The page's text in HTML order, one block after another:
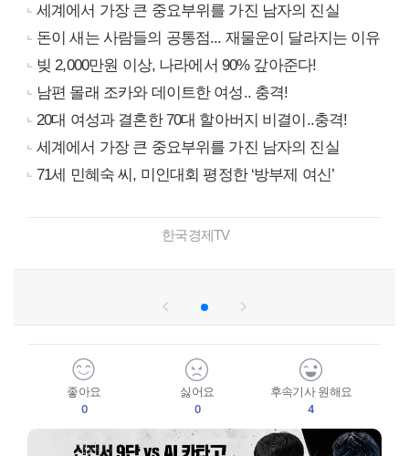
세계에서 가장 큰 중요부위를 가진 남자의 진실
돈이 새는 사람들의 공통점... 재물운이 달라지는 이유
빚 2,000만원 이상, 나라에서 90% 갚아준다!
남편 몰래 조카와 데이트한 여성.. 충격!
20대 여성과 결혼한 70대 할아버지 비결이..충격!
세계에서 가장 큰 중요부위를 가진 남자의 진실
71세 민혜숙 씨, 미인대회 평정한 ‘방부제 여신’
한국경제TV
좋아요
0
싫어요
0
후속기사 원해요
4